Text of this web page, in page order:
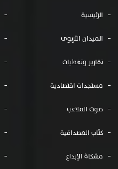
الرئيسية
الميدان التربوى
تقارير وتغطيات
مستجدات اقتصادية
صوت الملاعب
كتّاب المصداقية
مشكاة الإبداع